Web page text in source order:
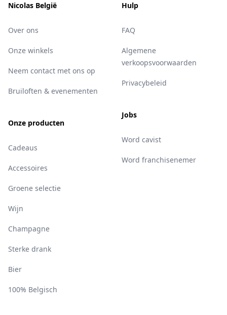
Nicolas België
Over ons
Onze winkels
Neem contact met ons op
Bruiloften & evenementen
Onze producten
Cadeaus
Accessoires
Groene selectie
Wijn
Champagne
Sterke drank
Bier
100% Belgisch
Hulp
FAQ
Algemene
verkoopsvoorwaarden
Privacybeleid
Jobs
Word cavist
Word franchisenemer